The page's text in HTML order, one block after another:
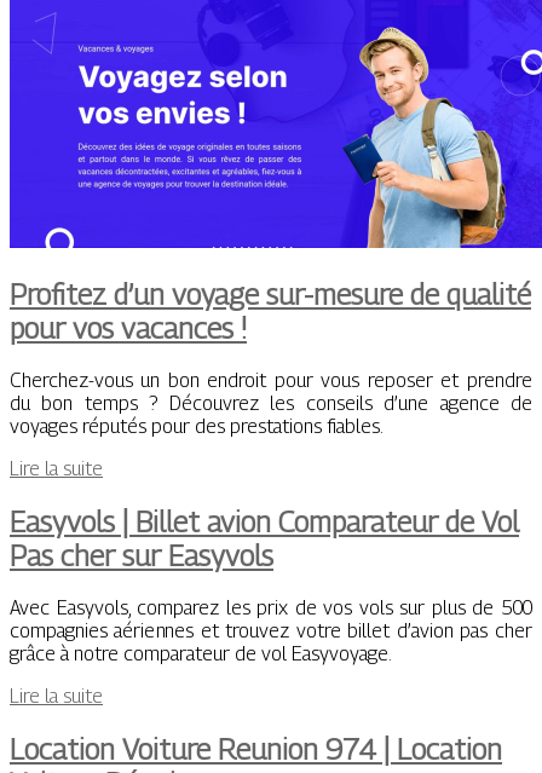
Profitez d’un voyage sur-mesure de qualité
pour vos vacances !
Cherchez-vous un bon endroit pour vous reposer et prendre
du bon temps ? Découvrez les conseils d’une agence de
voyages réputés pour des prestations fiables.
Lire la suite
Easyvols | Billet avion Comparateur de Vol
Pas cher sur Easyvols
Avec Easyvols, comparez les prix de vos vols sur plus de 500
compagnies aériennes et trouvez votre billet d’avion pas cher
grâce à notre comparateur de vol Easyvoyage.
Lire la suite
Location Voiture Reunion 974 | Location